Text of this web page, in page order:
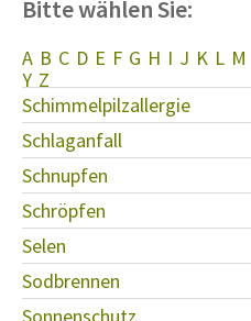
Bitte wählen Sie:
A B C D E F G H I J K L M
Y Z
Schimmelpilzallergie
Schlaganfall
Schnupfen
Schröpfen
Selen
Sodbrennen